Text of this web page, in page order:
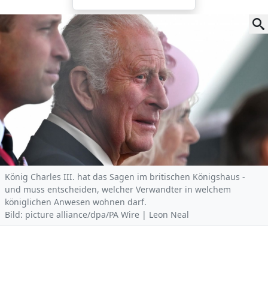
König Charles III. hat das Sagen im britischen Königshaus -
und muss entscheiden, welcher Verwandter in welchem
königlichen Anwesen wohnen darf.
Bild: picture alliance/dpa/PA Wire | Leon Neal